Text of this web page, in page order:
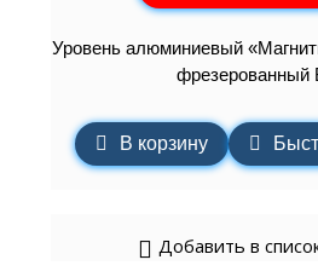
Уровень алюминиевый
фрезерованный
В корзину
Добавить в